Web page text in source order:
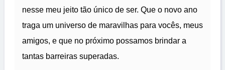
nesse meu jeito tão único de ser. Que o novo ano
traga um universo de maravilhas para vocês, meus
amigos, e que no próximo possamos brindar a
tantas barreiras superadas.